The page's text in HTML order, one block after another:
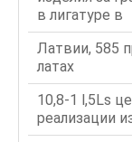
в лигатуре в
Латвии, 585
латах
10,8-1 l,5Ls
реализации